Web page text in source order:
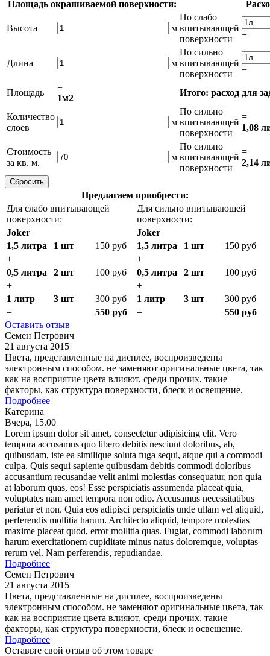
Площадь окрашиваемой поверхности:
Высота м
По слабо
впитывающей
поверхности
=
Длина м
По сильно
впитывающей
поверхности
=
Площадь
=
1м2
Итого: расход для
Количество
слоев
м
По сильно
впитывающей
поверхности
=
1,08
Стоимость
за кв. м.
м
По сильно
впитывающей
поверхности
=
2,14
Предлагаем приобрести:
Для слабо впитывающей
поверхности:
Для сильно впитывающей
поверхности:
Joker
Joker
1,5 литра
1 шт 150 руб 1,5 литра 1 шт
150 руб
+
+
0,5 литра
2 шт 100 руб 0,5 литра 2 шт
100 руб
+
+
1 литр
3 шт 300 руб 1 литр 3 шт
300 руб
=
550 руб =
550 руб
Оставить отзыв
Семен Петрович
21 августа 2015
Цвета, представленные на дисплее, воспроизведены
электронным способом. не заменяют оригинальные цвета, так
как на восприятие цвета влияют, среди прочих, такие
факторы, как структура поверхности, блеск и освещение.
Подробнее
Катерина
Вчера, 15.00
Lorem ipsum dolor sit amet, consectetur adipisicing elit. Vero
tempora accusamus quo libero debitis nesciunt doloribus, ab,
quibusdam, iste ea similique soluta fuga sequi, atque qui a commodi
culpa. Quis sequi sapiente quibusdam debitis commodi doloribus
accusantium recusandae velit animi molestias consequatur, non quia
at laborum quas, eos! Esse perspiciatis assumenda placeat quia,
voluptates nam amet tempora non odio. Accusamus necessitatibus
pariatur et non. Quia eos adipisci perspiciatis unde ullam vel aliquid,
perferendis mollitia harum. Architecto aliquid, tempore molestias
maxime placeat quod, error mollitia quas. Fugiat, commodi laborum
harum exercitationem cupiditate minus natus doloremque, voluptas
rerum vel. Nam perferendis, repudiandae.
Подробнее
Семен Петрович
21 августа 2015
Цвета, представленные на дисплее, воспроизведены
электронным способом. не заменяют оригинальные цвета, так
как на восприятие цвета влияют, среди прочих, такие
факторы, как структура поверхности, блеск и освещение.
Подробнее
Оставьте свой отзыв об этом товаре